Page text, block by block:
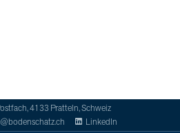
4133 Pratteln, Schweiz
LinkedIn